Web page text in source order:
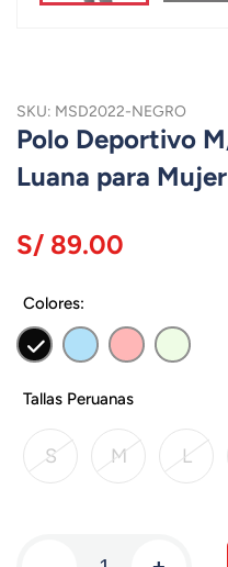
SKU: MSD2022-NEGRO
Polo Deportivo
Luana para
S/ 89.00
Colores:
Tallas Peruanas
S M L